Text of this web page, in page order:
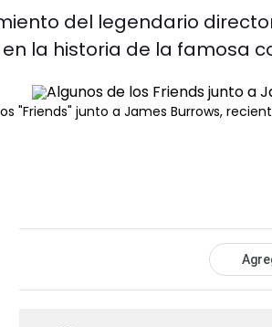
del legendario
la historia de la famosa
"Friends" junto a James Burrows,